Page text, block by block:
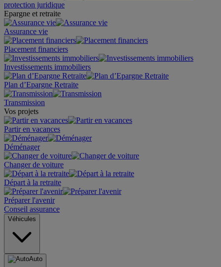
protection juridique
Epargne et retraite
Assurance vie
Placement financiers
Investissements immobiliers
Plan d’Epargne Retraite
Transmission
Vos projets
Partir en vacances
Déménager
Changer de voiture
Départ à la retraite
Préparer l'avenir
Conseil assurance
Véhicules
Auto